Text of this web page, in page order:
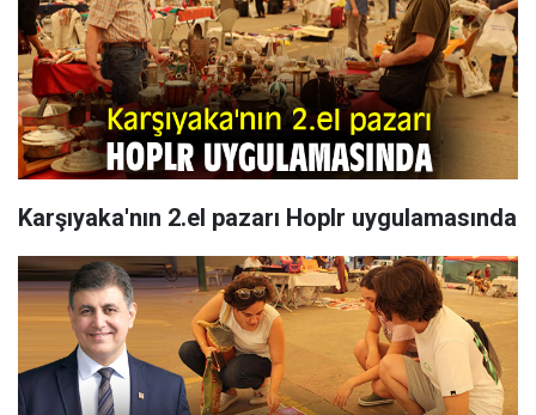
Karşıyaka'nın 2.el pazarı Hoplr uygulamasında